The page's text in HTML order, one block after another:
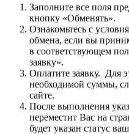
Заполните все поля
кнопку «Обменять».
Ознакомьтесь с
обмена, если вы
в соответствующем
заявку».
Оплатите заявку. Для
необходимой суммы,
сайте.
После выполнения
переместит Вас на
будет указан статус